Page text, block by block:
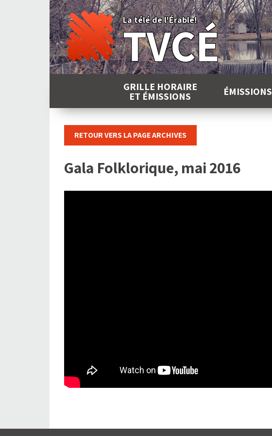
La télé de l'Érable!
TVCÉ
GRILLE HORAIRE
ET ÉMISSIONS ÉMISSIONS
RETOUR VERS LA PAGE ARCHIVES
Gala Folklorique, mai 2016